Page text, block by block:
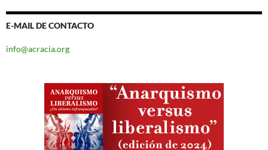
E-MAIL DE CONTACTO
info@acracia.org